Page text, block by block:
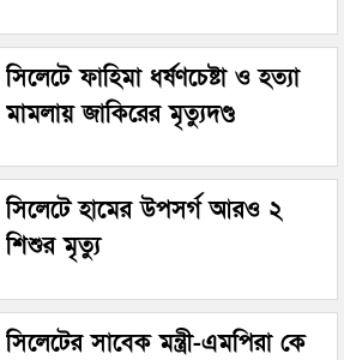
সিলেটে ফাহিমা ধর্ষণচেষ্টা ও হত্যা
মামলায় জাকিরের মৃত্যুদণ্ড
সিলেটে হামের উপসর্গ আরও ২
শিশুর মৃত্যু
সিলেটের সাবেক মন্ত্রী-এমপিরা কে